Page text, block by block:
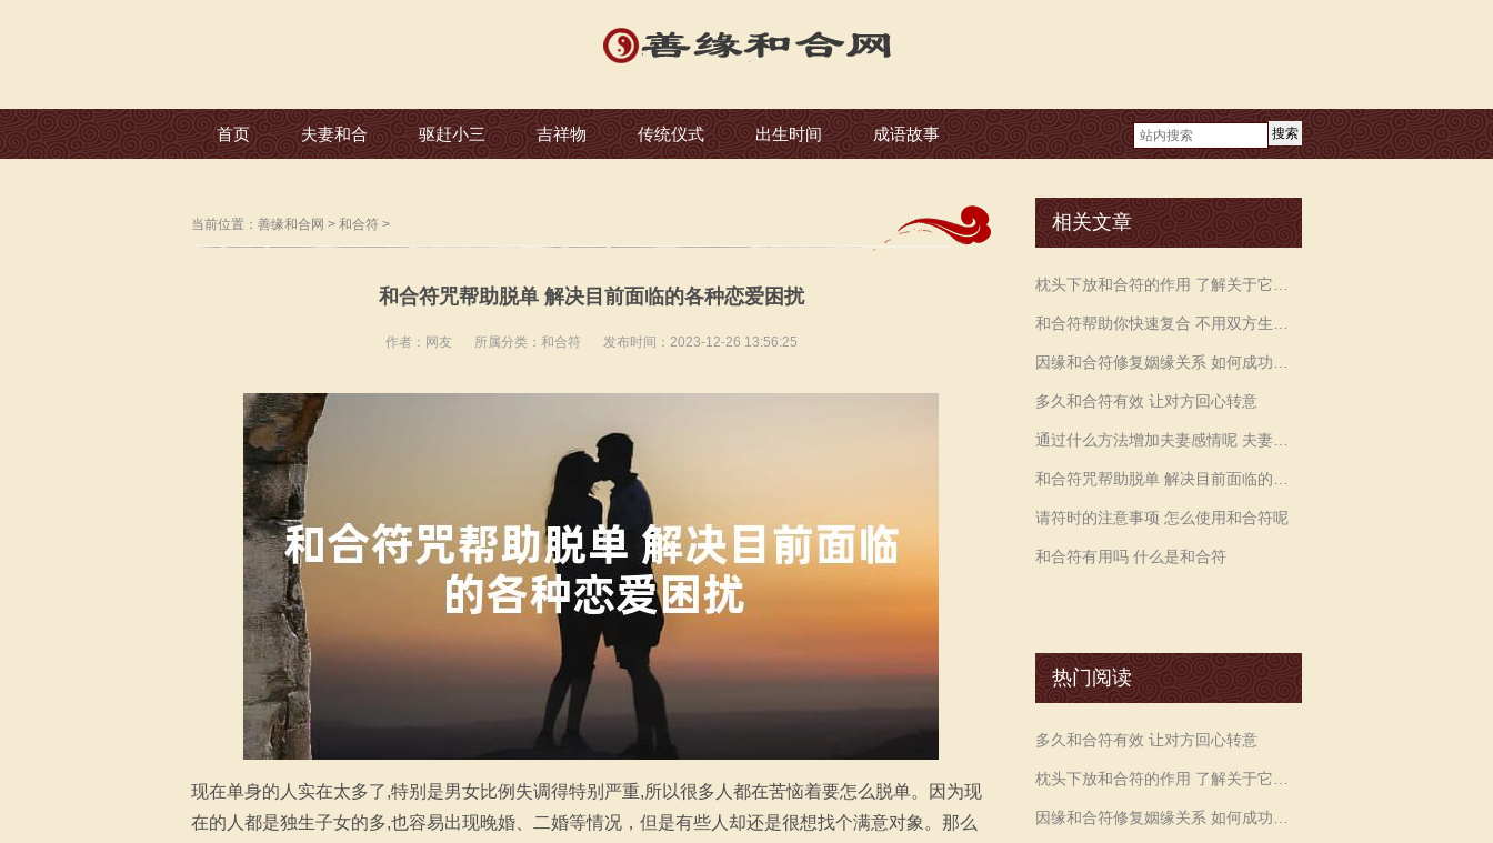
搜索
首页 夫妻和合 驱赶小三 吉祥物 传统仪式 出生时间 成语故事
当前位置： 善缘和合网 > 和合符 >
和合符咒帮助脱单 解决目前面临的各种恋爱困扰
作者：网友 所属分类： 和合符 发布时间：2023-12-26 13:56:25
现在单身的人实在太多了,特别是男女比例失调得特别严重,所以很多人都在苦恼着要怎么脱单。因为现
在的人都是独生子女的多,也容易出现晚婚、二婚等情况，但是有些人却还是很想找个满意对象。那么
相关文章
多久和合符有效 让对方回心转意
请符时的注意事项 怎么使用和合符呢
和合符有用吗 什么是和合符
热门阅读
多久和合符有效 让对方回心转意